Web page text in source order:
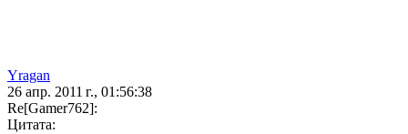
Yragan
26 апр. 2011 г., 01:56:38
Re[Gamer762]:
Цитата: